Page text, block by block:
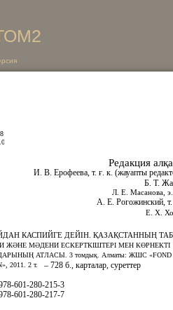
КАСПИЙГЕ ДЕЙІН. ҚАЗАҚСТАННЫҢ
ЖӘНЕ МӘДЕНИ ЕСКЕРТКІШТЕРІ МЕН КӨРНЕКТІ
АТЛАСЫ. 3 томдық. Алматы: ЖШС «FOND
2011. 2 т.
– 728 б., карталар, суреттер
601-280-215-3
601-280-217-7
Редакция
И. В. Ерофеева, т. ғ. к. (жауапты
Б. Т.
Л. Е. Масанова,
А. Е. Рогожинский,
Е. Х.